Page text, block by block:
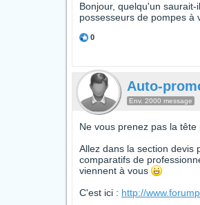
Bonjour, quelqu'un
possesseurs de pompes à
0
Auto-
Env. 2000 message
Ne vous prenez pas la
Allez dans la section devis
comparatifs de
viennent à vous
C'est ici : http://